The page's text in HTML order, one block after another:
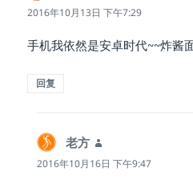
道：
2016年10月13日 下午7:29
手机我依然是安卓时代~~炸酱
回复
老方
道：
2016年10月16日 下午9:47